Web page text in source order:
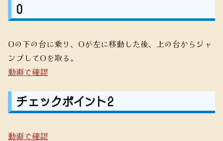
O
Oの下の台に乗り、Oが左に移動した後、上の台からジャ
ンプしてOを取る。
動画で確認
チェックポイント2
動画で確認